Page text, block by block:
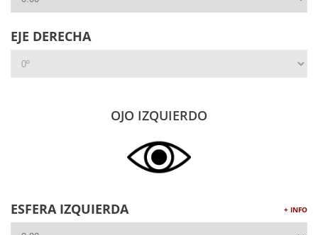
EJE DERECHA
OJO IZQUIERDO
ESFERA IZQUIERDA + INFO